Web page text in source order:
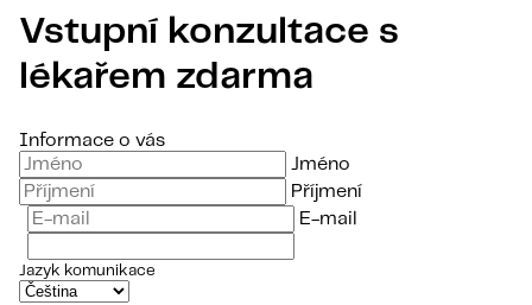
Vstupní konzultace s
lékařem zdarma
Informace o vás
Jméno
Příjmení
E-mail
Jazyk komunikace